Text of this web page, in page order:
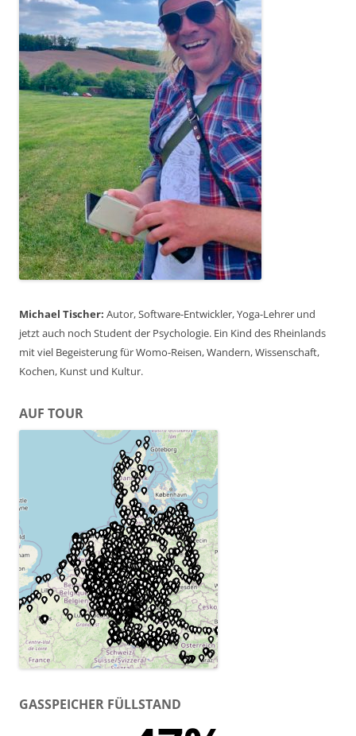
Michael Tischer: Autor, Software-Entwickler, Yoga-Lehrer und
jetzt auch noch Student der Psychologie. Ein Kind des Rheinlands
mit viel Begeisterung für Womo-Reisen, Wandern, Wissenschaft,
Kochen, Kunst und Kultur.
AUF TOUR
GASSPEICHER FÜLLSTAND